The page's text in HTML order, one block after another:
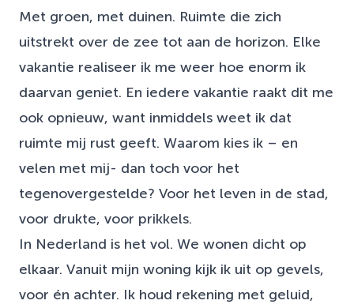
Met groen, met duinen. Ruimte die zich
uitstrekt over de zee tot aan de horizon. Elke
vakantie realiseer ik me weer hoe enorm ik
daarvan geniet. En iedere vakantie raakt dit me
ook opnieuw, want inmiddels weet ik dat
ruimte mij rust geeft. Waarom kies ik – en
velen met mij- dan toch voor het
tegenovergestelde? Voor het leven in de stad,
voor drukte, voor prikkels.
In Nederland is het vol. We wonen dicht op
elkaar. Vanuit mijn woning kijk ik uit op gevels,
voor én achter. Ik houd rekening met geluid,